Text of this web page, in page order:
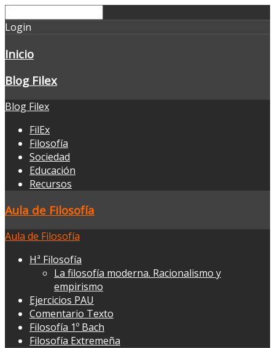
Login
Inicio
Blog Filex
Blog Filex
FilEx
Filosofía
Sociedad
Educación
Recursos
Aula de Filosofía
Aula de Filosofía
Hª Filosofía
La filosofía moderna. Racionalismo y
empirismo
Ejercicios PAU
Comentario Texto
Filosofía 1º Bach
Filosofía Extremeña